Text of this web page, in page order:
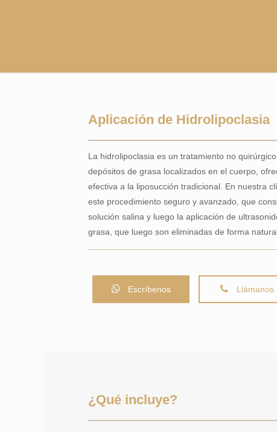
Aplicación de Hidrolipoclasia
La hidrolipoclasia es un tratamiento no
depósitos de grasa localizados en el cuerpo,
efectiva a la liposucción tradicional. En nuestra
este procedimiento seguro y avanzado, que
solución salina y luego la aplicación de
grasa, que luego son eliminadas de forma
Escríbenos Llámanos
¿Qué incluye?